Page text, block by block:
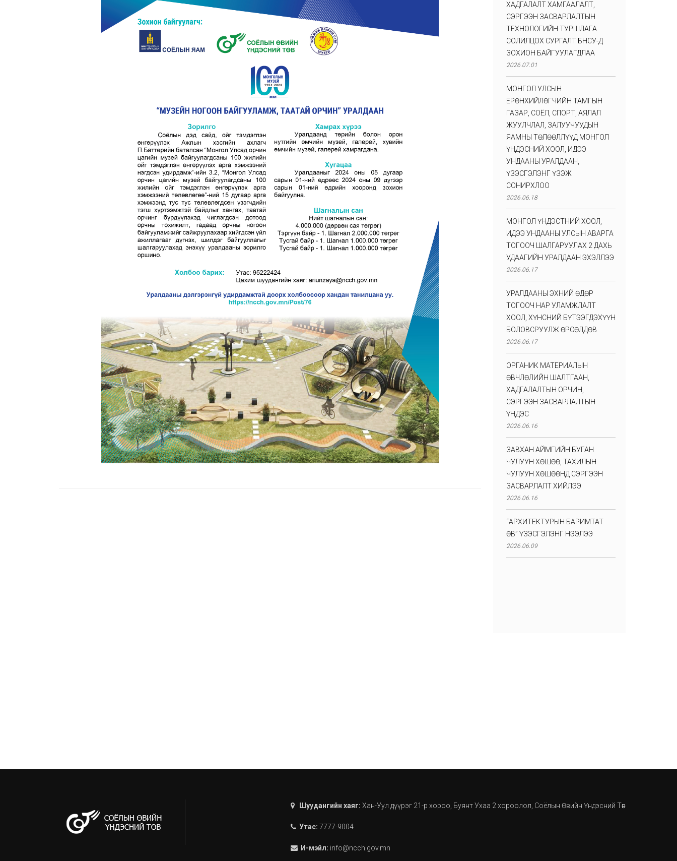
ХАДГАЛАЛТ ХАМГААЛАЛТ,
СЭРГЭЭН ЗАСВАРЛАЛТЫН
ТЕХНОЛОГИЙН ТУРШЛАГА
СОЛИЛЦОХ СУРГАЛТ БНСУ-Д
ЗОХИОН БАЙГУУЛАГДЛАА
2026.07.01
МОНГОЛ УЛСЫН
ЕРӨНХИЙЛӨГЧИЙН ТАМГЫН
ГАЗАР, СОЁЛ, СПОРТ, АЯЛАЛ
ЖУУЛЧЛАЛ, ЗАЛУУЧУУДЫН
ЯАМНЫ ТӨЛӨӨЛЛҮҮД МОНГОЛ
ҮНДЭСНИЙ ХООЛ, ИДЭЭ
УНДААНЫ УРАЛДААН,
ҮЗЭСГЭЛЭНГ ҮЗЭЖ
СОНИРХЛОО
2026.06.18
МОНГОЛ ҮНДЭСТНИЙ ХООЛ,
ИДЭЭ УНДААНЫ УЛСЫН АВАРГА
ТОГООЧ ШАЛГАРУУЛАХ 2 ДАХЬ
УДААГИЙН УРАЛДААН ЭХЭЛЛЭЭ
2026.06.17
УРАЛДААНЫ ЭХНИЙ ӨДӨР
ТОГООЧ НАР УЛАМЖЛАЛТ
ХООЛ, ХҮНСНИЙ БҮТЭЭГДЭХҮҮН
БОЛОВСРУУЛЖ ӨРСӨЛДӨВ
2026.06.17
ОРГАНИК МАТЕРИАЛЫН
ӨВЧЛӨЛИЙН ШАЛТГААН,
ХАДГАЛАЛТЫН ОРЧИН,
СЭРГЭЭН ЗАСВАРЛАЛТЫН
ҮНДЭС
2026.06.16
ЗАВХАН АЙМГИЙН БУГАН
ЧУЛУУН ХӨШӨӨ, ТАХИЛЫН
ЧУЛУУН ХӨШӨӨНД СЭРГЭЭН
ЗАСВАРЛАЛТ ХИЙЛЭЭ
2026.06.16
“АРХИТЕКТУРЫН БАРИМТАТ
ӨВ” ҮЗЭСГЭЛЭНГ НЭЭЛЭЭ
2026.06.09
Шуудангийн хаяг: Хан-Уул дүүрэг 21-р хороо, Буянт Ухаа 2 хороолол, Соёлын Өвийн Үндэсний Төв
Утас: 7777-9004
И-мэйл: info@ncch.gov.mn